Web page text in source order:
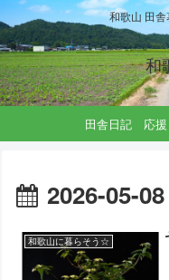
和歌山 田
和
田舎日記 応援
2026-05-08
和歌山に暮らそう☆